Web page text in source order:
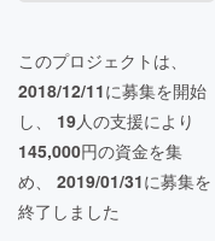
このプロジェクトは、
2018/12/11に募集を開始
し、 19人の支援により
145,000円の資金を集
め、 2019/01/31に募集を
終了しました